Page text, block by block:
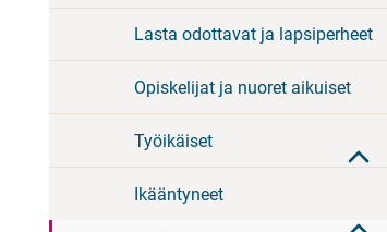
Lasta odottavat ja lapsiperheet
Opiskelijat ja nuoret aikuiset
Työikäiset
Ikääntyneet